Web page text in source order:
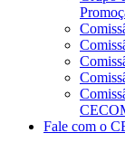
Fale com o